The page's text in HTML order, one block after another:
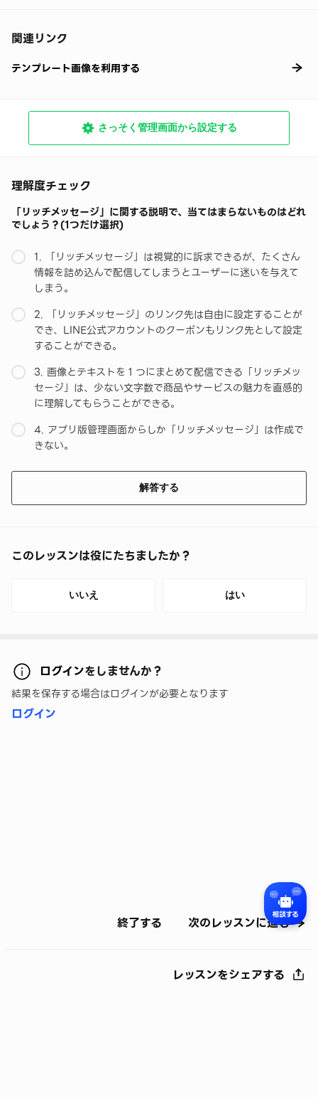
関連リンク
テンプレート画像を利用する
さっそく管理画面から設定する
理解度チェック
「リッチメッセージ」に関する説明で、当てはまらないものはどれ
でしょう？(1つだけ選択)
1. 「リッチメッセージ」は視覚的に訴求できるが、たくさん
情報を詰め込んで配信してしまうとユーザーに迷いを与えて
しまう。
2. 「リッチメッセージ」のリンク先は自由に設定することが
でき、LINE公式アカウントのクーポンもリンク先として設定
することができる。
3. 画像とテキストを１つにまとめて配信できる「リッチメッ
セージ」は、少ない文字数で商品やサービスの魅力を直感的
に理解してもらうことができる。
4. アプリ版管理画面からしか「リッチメッセージ」は作成で
きない。
解答する
このレッスンは役にたちましたか？
いいえ はい
ログインをしませんか？
結果を保存する場合はログインが必要となります
ログイン
終了する 次のレッスンに進む
レッスンをシェアする